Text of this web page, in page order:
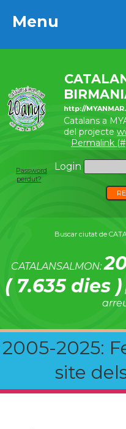
Menu
http://
Catalans a
del projecte
Permalink
Login
Password
perdut?
Buscar ciutat de
CATALANSALMON:
( 7.635 dies )
2005-2025:
site
Menu